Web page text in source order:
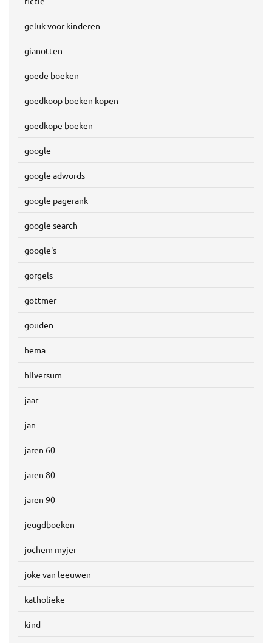
geluk voor kinderen
gianotten
goede boeken
goedkoop boeken kopen
goedkope boeken
google
google adwords
google pagerank
google search
google's
gorgels
gottmer
gouden
hema
hilversum
jaar
jan
jaren 60
jaren 80
jaren 90
jeugdboeken
jochem myjer
joke van leeuwen
katholieke
kind